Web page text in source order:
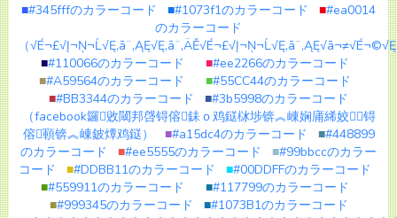
■#345fffのカラーコード ■#1073f1のカラーコード ■#ea0014
のカラーコード
（
■#110066のカラーコード ■#ee2266のカラーコード
■#A59564のカラーコード ■#55CC44のカラーコード
■#BB3344のカラーコード ■#3b5998のカラーコード
（facebook鑼敓閾邦啔锝傛銇ｏ鸡鎹栤埗锛︽崠娴庯絺姣锝
傛顐锛︽崠鈹燂鸡鎹）
■#a15dc4のカラーコード ■#448899
のカラーコード
■#ee5555のカラーコード ■#99bbccのカラー
コード
■#DDBB11のカラーコード ■#00DDFFのカラーコード
■#559911のカラーコード ■#117799のカラーコード
■#999345のカラーコード ■#1073B1のカラーコード